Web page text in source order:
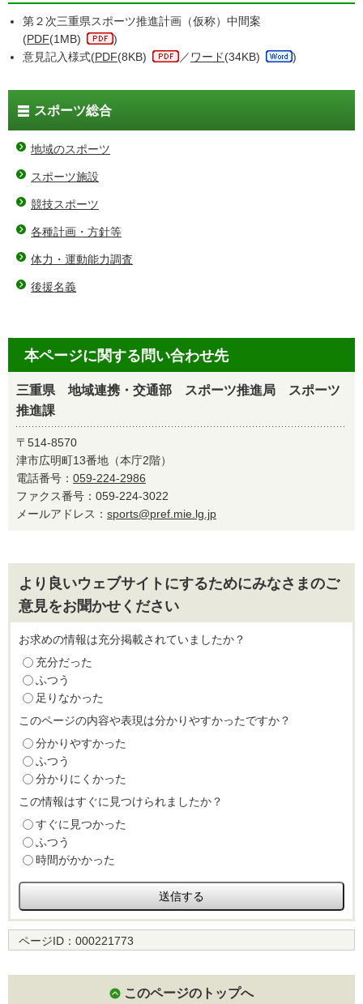
第２次三重県スポーツ推進計画（仮称）中間案
(PDF(1MB)
)
意見記入様式(PDF(8KB) ／ ワード(34KB) )
スポーツ総合
地域のスポーツ
スポーツ施設
競技スポーツ
各種計画・方針等
体力・運動能力調査
後援名義
本ページに関する問い合わせ先
三重県 地域連携・交通部 スポーツ推進局 スポーツ
推進課
〒514-8570
津市広明町13番地（本庁2階）
電話番号： 059-224-2986
ファクス番号：059-224-3022
メールアドレス： sports@pref.mie.lg.jp
より良いウェブサイトにするためにみなさまのご
意見をお聞かせください
お求めの情報は充分掲載されていましたか？
充分だった
ふつう
足りなかった
このページの内容や表現は分かりやすかったですか？
分かりやすかった
ふつう
分かりにくかった
この情報はすぐに見つけられましたか？
すぐに見つかった
ふつう
時間がかかった
ページID： 000221773
このページのトップへ